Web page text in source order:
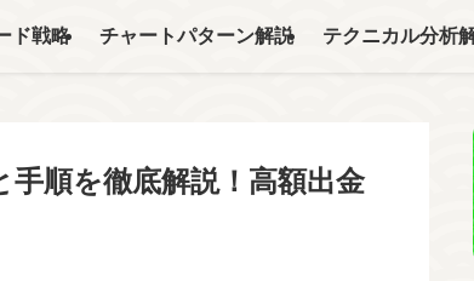
ド戦略 チャートパターン解説 テクニカル分析
順を徹底解説！高額出金